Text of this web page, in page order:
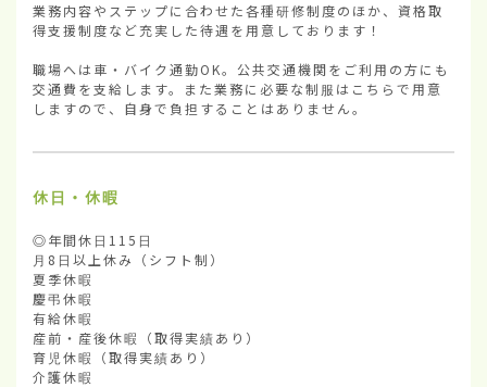
業務内容やステップに合わせた各種研修制度のほか、資格取
得支援制度など充実した待遇を用意しております！
職場へは車・バイク通勤OK。公共交通機関をご利用の方にも
交通費を支給します。また業務に必要な制服はこちらで用意
しますので、自身で負担することはありません。
休日・休暇
◎年間休日115日
月8日以上休み（シフト制）
夏季休暇
慶弔休暇
有給休暇
産前・産後休暇（取得実績あり）
育児休暇（取得実績あり）
介護休暇